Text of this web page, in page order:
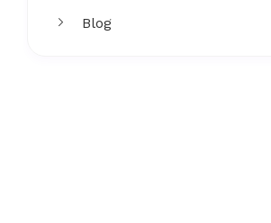
Blog